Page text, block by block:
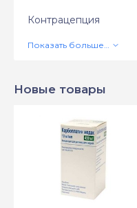
Контрацепция
Новые товары